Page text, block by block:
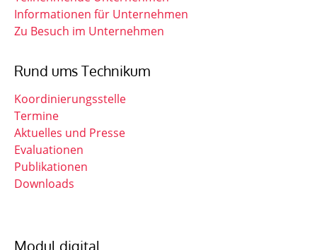
Informationen für Unternehmen
Zu Besuch im Unternehmen
Rund ums Technikum
Koordinierungsstelle
Termine
Aktuelles und Presse
Evaluationen
Publikationen
Downloads
Modul digital